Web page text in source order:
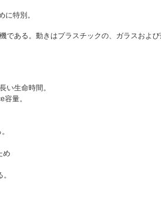
特別。
ある。動きはプラスチックの、ガラスおよ
い生命時間。
量。
め